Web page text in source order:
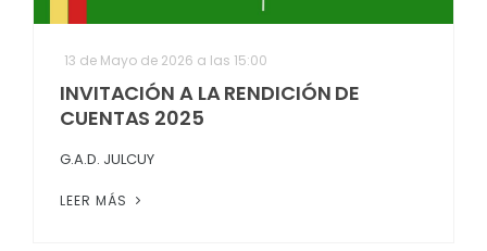
13 de Mayo de 2026 a las 15:00
INVITACIÓN A LA RENDICIÓN DE
CUENTAS 2025
G.A.D. JULCUY
LEER MÁS